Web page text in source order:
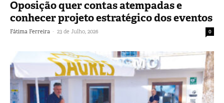
Oposição quer contas atempadas e
conhecer projeto estratégico dos eventos
Fátima Ferreira - 23 de Julho, 2026 0